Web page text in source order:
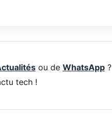
ou de WhatsApp?
tech !